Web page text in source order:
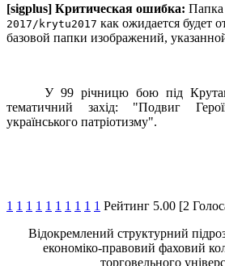
[sigplus] Критическая ошибка: Папка
2017/krytu2017 как ожидается будет
базовой папки изображений,
У 99 річницю бою під
тематичний захід: "Подвиг
українського патріотизму".
1 1 1 1 1 1 1 1 1 1 Рейтинг 5.00 [2
Відокремлений структурний
економіко-правовий фаховий
торговельного